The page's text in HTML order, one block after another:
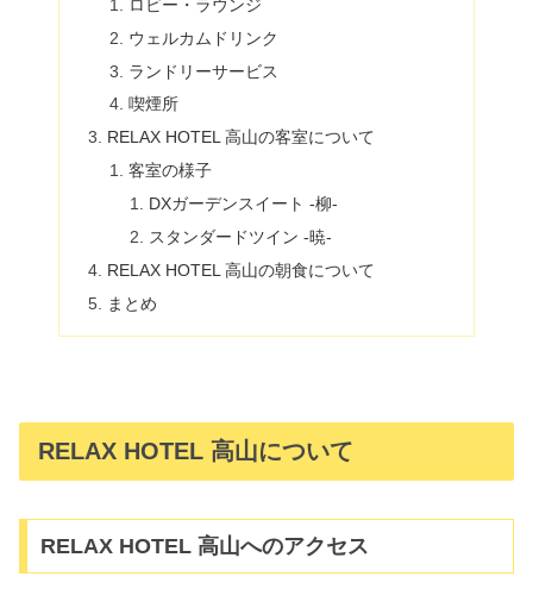
ロビー・ラウンジ
ウェルカムドリンク
ランドリーサービス
喫煙所
RELAX HOTEL 高山の客室について
客室の様子
DXガーデンスイート -柳-
スタンダードツイン -暁-
RELAX HOTEL 高山の朝食について
まとめ
RELAX HOTEL 高山について
RELAX HOTEL 高山へのアクセス